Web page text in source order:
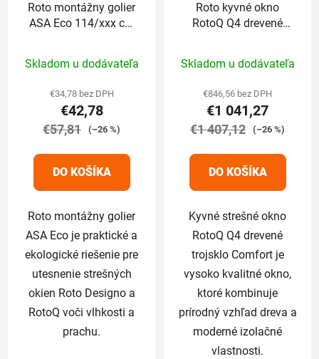
Roto montážny golier
ASA Eco 114/xxx cm
hodnotenie
produktu
je
4,4
5
hviezdičiek.
Skladom u dodávateľa
€34,78 bez DPH
€42,78
€57,81 (–26 %)
DO KOŠÍKA
Roto montážny golier
ASA Eco je praktické a
ekologické riešenie pre
utesnenie strešných
okien Roto Designo a
RotoQ voči vlhkosti a
prachu.
Roto kyvné okno
RotoQ Q4 drevené
hodnotenie
produktu
je
5,0
5
hviezdičiek.
Skladom u dodávateľa
€846,56 bez DPH
€1 041,27
€1 407,12 (–26 %)
DO KOŠÍKA
Kyvné strešné okno
RotoQ Q4 drevené
trojsklo Comfort je
vysoko kvalitné okno,
ktoré kombinuje
prírodný vzhľad dreva a
moderné izolačné
vlastnosti.